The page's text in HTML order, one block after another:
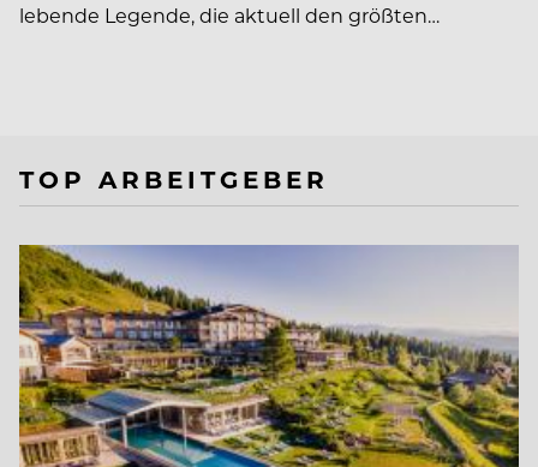
lebende Legende, die aktuell den größten…
TOP ARBEITGEBER